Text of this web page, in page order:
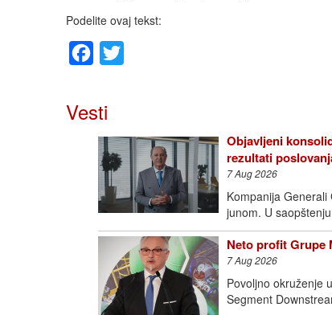
Podelite ovaj tekst:
Facebook
Vesti
Objavljeni
rezultati
7 Aug 2026
Kompanija
junom. U
Neto profit Grupe
7 Aug 2026
Povoljno okruženje
Segment